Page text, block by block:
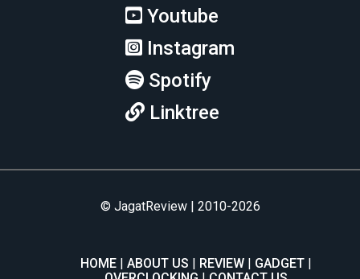
Youtube
Instagram
Spotify
Linktree
© JagatReview | 2010-2026
HOME ABOUT US REVIEW
GADGET